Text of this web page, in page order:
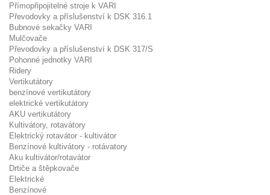
Přímopřipojitelné stroje k VARI
Převodovky a příslušenství k DSK 316.1
Bubnové sekačky VARI
Mulčovače
Převodovky a příslušenství k DSK 317/S
Pohonné jednotky VARI
Ridery
Vertikutátory
benzínové vertikutátory
elektrické vertikutátory
AKU vertikutátory
Kultivátory, rotavátory
Elektrický rotavátor - kultivátor
Benzínové kultivátory - rotávatory
Aku kultivátor/rotavátor
Drtiče a štěpkovače
Elektrické
Benzínové